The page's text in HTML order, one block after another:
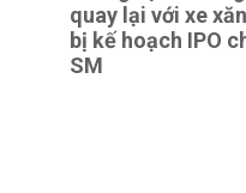
quay lại với xe
bị kế hoạch IPO
SM